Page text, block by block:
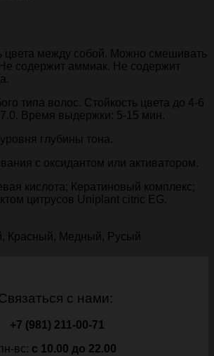
между собой. Можно смешивать
содержит аммиак. Не содержит
типа волос. Стойкость цвета до 4-6
Время выдержки: 5-15 мин.
глубины тона.
с оксидантом или активатором.
кислота; Кератиновый комплекс;
цитрусов Uniplant citric EG.
Красный, Медный, Русый
с нами:
+7 (981) 211-00-71
вс: c 10.00 до 22.00